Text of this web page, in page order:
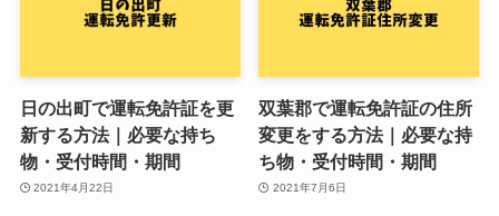
日の出町で運転免許証を更
新する方法｜必要な持ち
物・受付時間・期間
2021年4月22日
双葉郡で運転免許証の住所
変更をする方法｜必要な持
ち物・受付時間・期間
2021年7月6日